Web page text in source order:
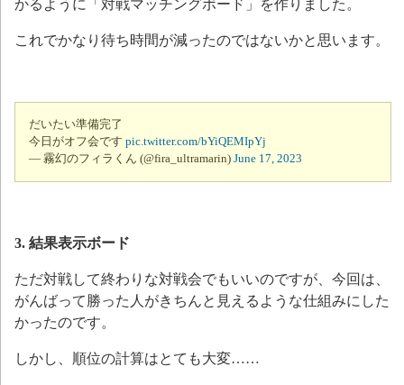
かるように「対戦マッチングボード」を作りました。
これでかなり待ち時間が減ったのではないかと思います。
だいたい準備完了
今日がオフ会です pic.twitter.com/bYiQEMIpYj
— 霧幻のフィラくん (@fira_ultramarin) June 17, 2023
3. 結果表示ボード
ただ対戦して終わりな対戦会でもいいのですが、今回は、
がんばって勝った人がきちんと見えるような仕組みにした
かったのです。
しかし、順位の計算はとても大変……